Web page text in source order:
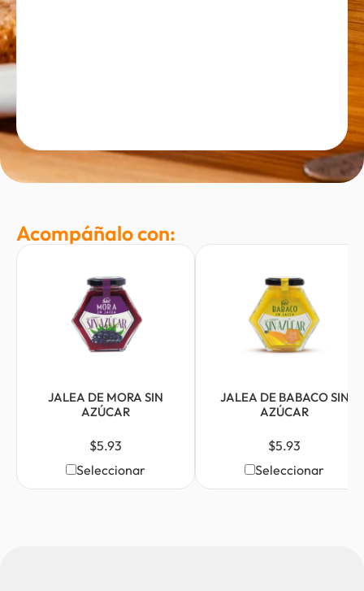
Acompáñalo con:
JALEA DE MORA SIN
AZÚCAR
$5.93
Seleccionar
JALEA DE BABACO SIN
AZÚCAR
$5.93
Seleccionar